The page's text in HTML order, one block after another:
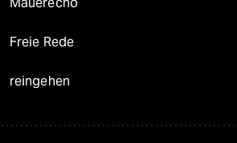
Mauerecho
Freie Rede
reingehen